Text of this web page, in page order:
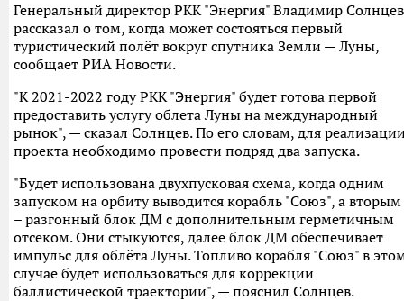
Генеральный директор РКК "Энергия" Владимир Солнцев
рассказал о том, когда может состояться первый
туристический полёт вокруг спутника Земли — Луны,
сообщает РИА Новости.
"К 2021-2022 году РКК "Энергия" будет готова первой
предоставить услугу облета Луны на международный
рынок", — сказал Солнцев. По его словам, для
проекта необходимо провести подряд два запуска.
"Будет использована двухпусковая схема, когда одним
запуском на орбиту выводится корабль "Союз", а вторым
– разгонный блок ДМ с дополнительным герметичным
отсеком. Они стыкуются, далее блок ДМ обеспечивает
импульс для облёта Луны. Топливо корабля "Союз" в
случае будет использоваться для коррекции
баллистической траектории", — пояснил Солнцев.